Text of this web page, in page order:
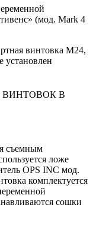
(мод. Mark 4
винтовка М24,
установлен
съемным
ложе
OPS INC мод.
комплектуется
сошки